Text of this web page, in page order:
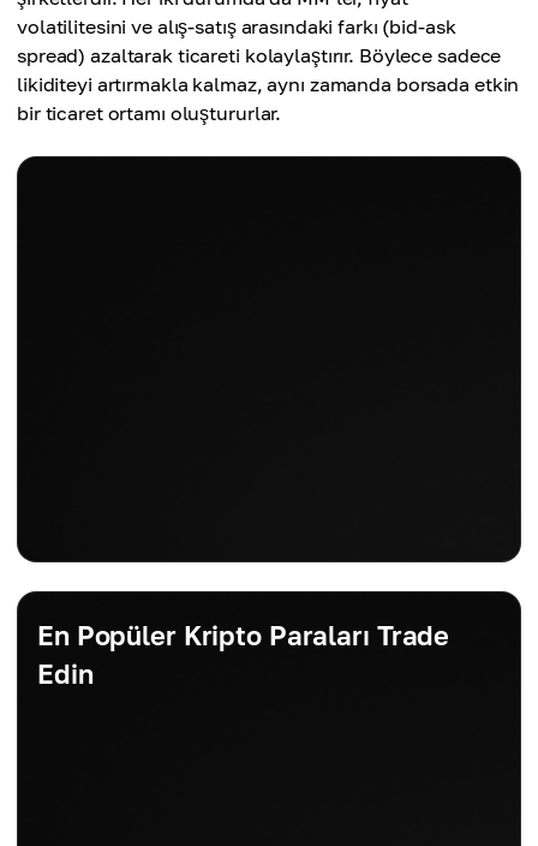
volatilitesini ve alış-satış arasındaki farkı (bid-ask
spread) azaltarak ticareti kolaylaştırır. Böylece sadece
likiditeyi artırmakla kalmaz, aynı zamanda borsada etkin
bir ticaret ortamı oluştururlar.
En Popüler Kripto Paraları Trade
Edin